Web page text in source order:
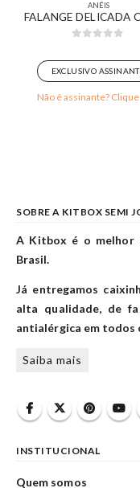
ANÉIS
EXCLUSIVO
Não é assinante?
SOBRE A KITBOX SEMI
A Kitbox é o melhor
Brasil.
Já entregamos
alta qualidade, de
antialérgica em todos
Saiba mais
INSTITUCIONAL
Quem somos